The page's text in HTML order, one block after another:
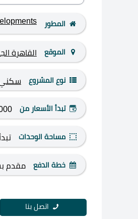
المطور
الموقع القاهرة
نوع المشروع
تبدأ الأسعار من
مساحة الوحدات
خطة الدفع مقدم
اتصل بنا